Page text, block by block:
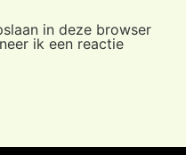
in deze browser
ik een reactie